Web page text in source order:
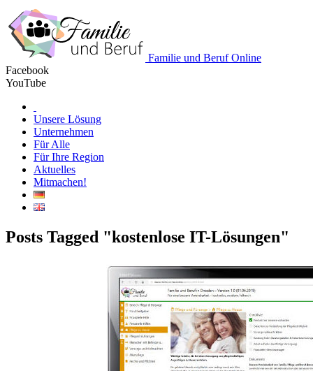
Familie und Beruf Online
Facebook
YouTube
Unsere Lösung
Unternehmen
Für Alle
Für Ihre Region
Aktuelles
Mitmachen!
Posts Tagged "kostenlose IT-Lösungen"